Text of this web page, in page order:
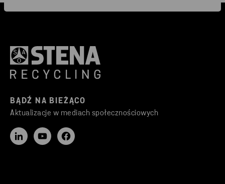
BĄDŹ NA BIEŻĄCO
Aktualizacje w mediach społecznościowych